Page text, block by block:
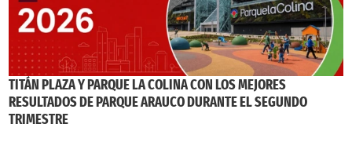
TITÁN PLAZA Y PARQUE LA COLINA CON LOS MEJORES
RESULTADOS DE PARQUE ARAUCO DURANTE EL SEGUNDO
TRIMESTRE